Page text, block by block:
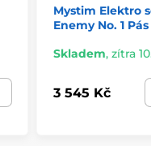
Mystim Elektro
Enemy No. 1
Skladem, zítra
3 545 Kč